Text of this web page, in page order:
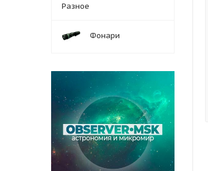
Разное
Фонари